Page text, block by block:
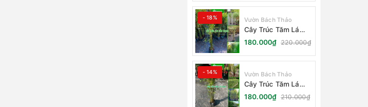
- 18% Vườn Bách Thảo
Cây Trúc Tăm Lá
Cẩm Thạch
180.000₫ 220.000₫
- 14% Vườn Bách Thảo
Cây Trúc Tăm Lá
Xanh - Bambusa
Multiplex Fernleaf
180.000₫ 210.000₫